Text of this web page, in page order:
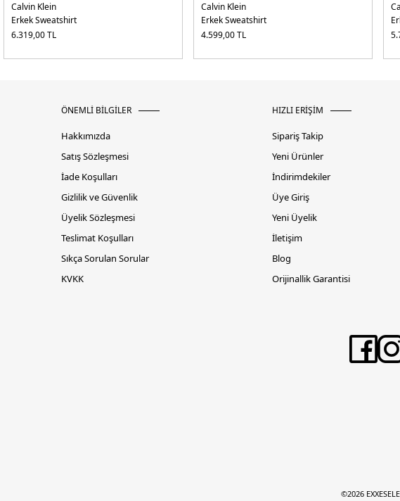
Calvin Klein
Erkek Sweatshirt
6.319,00TL
Calvin Klein
Erkek Sweatshirt
4.599,00TL
ÖNEMLİ BİLGİLER
Hakkımızda
Satış Sözleşmesi
İade Koşulları
Gizlilik ve Güvenlik
Üyelik Sözleşmesi
Teslimat Koşulları
Sıkça Sorulan Sorular
KVKK
HIZLI ERİŞİM
Sipariş Takip
Yeni Ürünler
İndirimdekiler
Üye Giriş
Yeni Üyelik
İletişim
Blog
Orijinallik Garantisi
©2026